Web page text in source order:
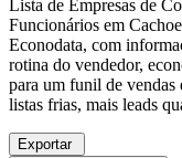
Lista de Empresas de
Funcionários em
Econodata, com
rotina do vendedor,
para um funil de vendas
listas frias, mais leads
Exportar